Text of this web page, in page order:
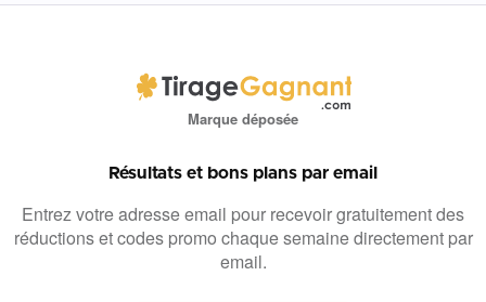
Marque déposée
Résultats et bons plans par email
Entrez votre adresse email pour recevoir gratuitement des
réductions et codes promo chaque semaine directement par
email.